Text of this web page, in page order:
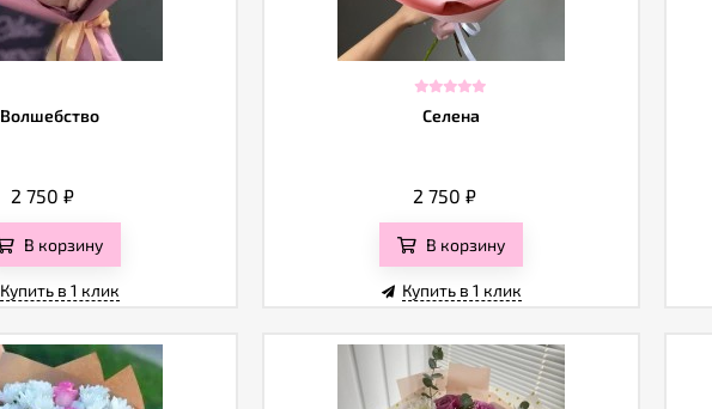
Волшебство
2 750 ₽
В корзину
Купить в 1 клик
Селена
2 750 ₽
В корзину
Купить в 1 клик